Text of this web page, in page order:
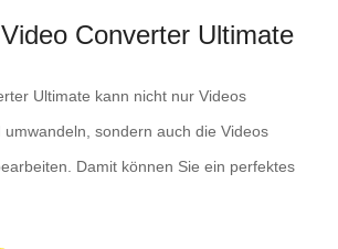
Converter Ultimate
Ultimate kann nicht nur Videos
umwandeln, sondern auch die Videos
Damit können Sie ein perfektes